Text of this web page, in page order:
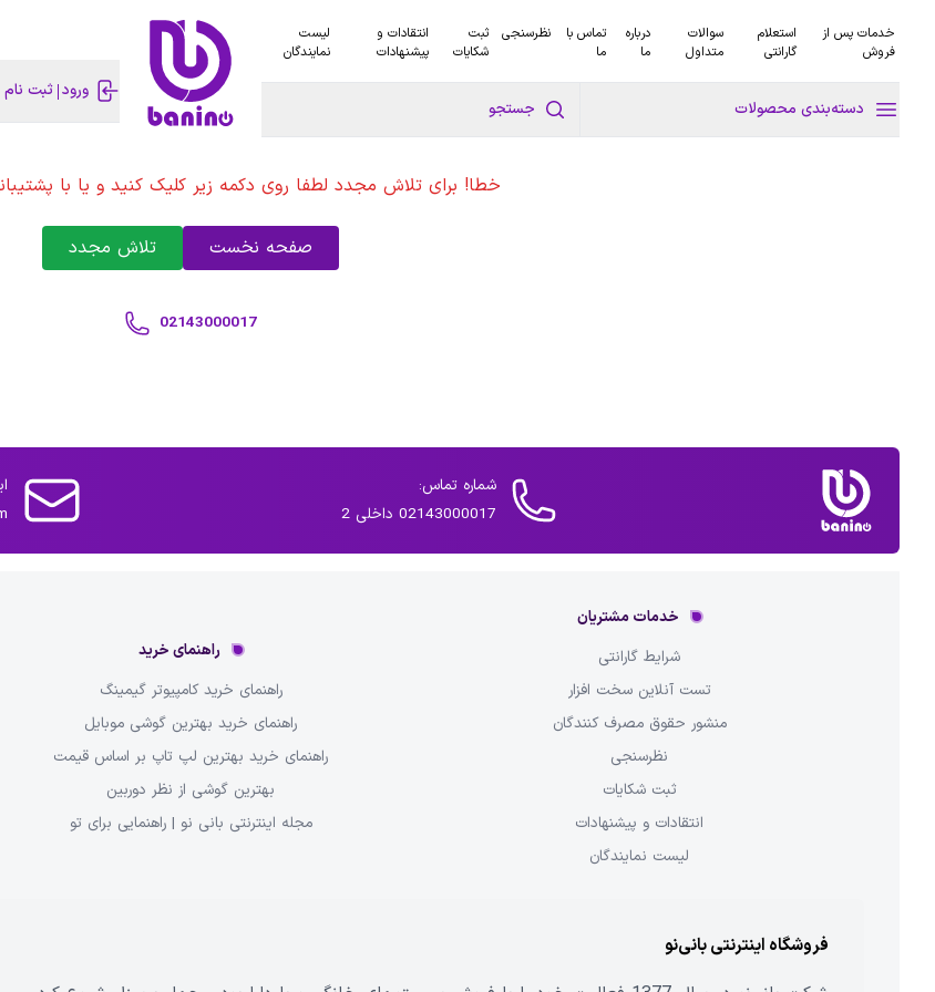
خدمات پس از
فروش
استعلام
گارانتی
سوالات
متداول
درباره
ما
تماس با
ما
نظرسنجی
ثبت
شکایات
انتقادات و
پیشنهادات
لیست
نمایندگان
دسته‌بندی محصولات جستجو
ورود ثبت نام
خطا! برای تلاش مجدد لطفا روی دکمه زیر کلیک کنید و یا با
صفحه نخست تلاش مجدد
02143000017
شماره تماس:
02143000017 داخلی 2
خدمات مشتریان
شرایط گارانتی
تست آنلاین سخت افزار
منشور حقوق مصرف کنندگان
نظرسنجی
ثبت شکایات
انتقادات و پیشنهادات
لیست نمایندگان
راهنمای خرید
راهنمای خرید کامپیوتر گیمینگ
راهنمای خرید بهترین گوشی موبایل
راهنمای خرید بهترین لپ تاپ بر اساس قیمت
بهترین گوشی از نظر دوربین
مجله اینترنتی بانی نو | راهنمایی برای تو
فروشگاه اینترنتی بانی‌نو